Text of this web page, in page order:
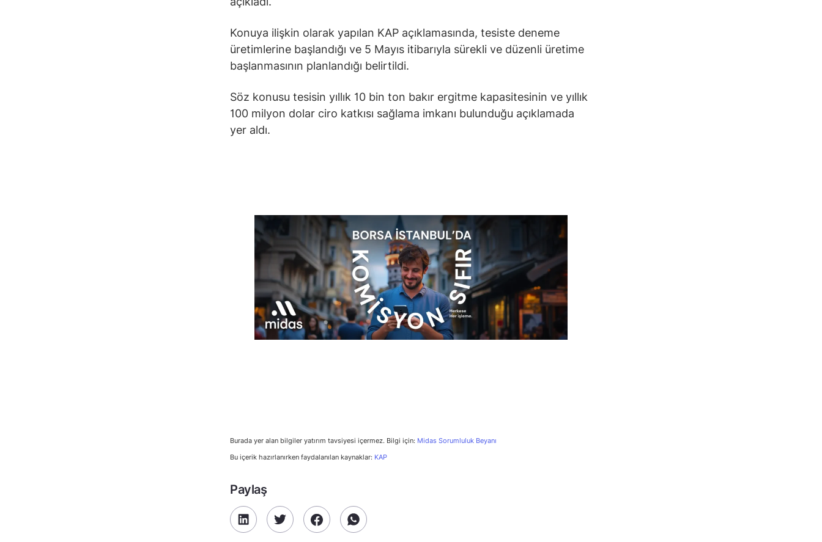
Konuya ilişkin olarak yapılan KAP açıklamasında, tesiste deneme
üretimlerine başlandığı ve 5 Mayıs itibarıyla sürekli ve düzenli üretime
başlanmasının planlandığı belirtildi.
Söz konusu tesisin yıllık 10 bin ton bakır ergitme kapasitesinin ve yıllık
100 milyon dolar ciro katkısı sağlama imkanı bulunduğu açıklamada
yer aldı.
Burada yer alan bilgiler yatırım tavsiyesi içermez. Bilgi için: Midas Sorumluluk Beyanı
Bu içerik hazırlanırken faydalanılan kaynaklar: KAP
Paylaş